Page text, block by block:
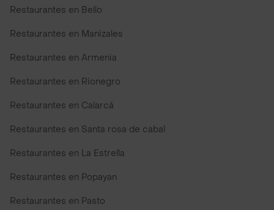
Restaurantes en Bello
Restaurantes en Manizales
Restaurantes en Armenia
Restaurantes en Rionegro
Restaurantes en Calarcá
Restaurantes en Santa rosa de cabal
Restaurantes en La Estrella
Restaurantes en Popayan
Restaurantes en Pasto